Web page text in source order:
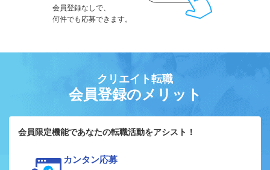
会員登録なしで、
何件でも応募できます。
クリエイト転職
会員登録のメリット
会員限定機能であなたの転職活動をアシスト！
カンタン応募